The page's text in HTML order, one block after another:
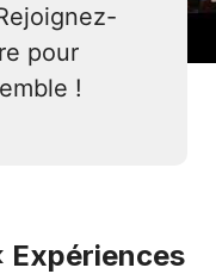
pour
!
Expériences